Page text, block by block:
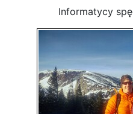
Informatycy